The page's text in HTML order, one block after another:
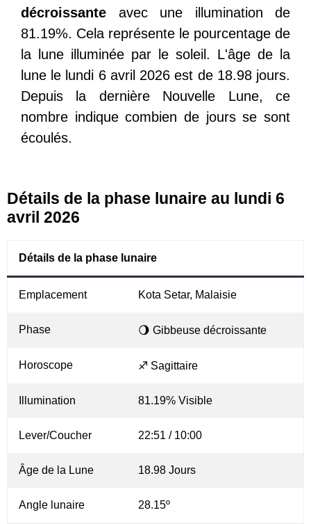
décroissante avec une illumination de
81.19%. Cela représente le pourcentage de
la lune illuminée par le soleil. L'âge de la
lune le lundi 6 avril 2026 est de 18.98 jours.
Depuis la dernière Nouvelle Lune, ce
nombre indique combien de jours se sont
écoulés.
Détails de la phase lunaire au lundi 6
avril 2026
Détails de la phase lunaire
Emplacement Kota Setar, Malaisie
Phase 🌖 Gibbeuse décroissante
Horoscope ♐ Sagittaire
Illumination 81.19% Visible
Lever/Coucher 22:51 / 10:00
Âge de la Lune 18.98 Jours
Angle lunaire 28.15º